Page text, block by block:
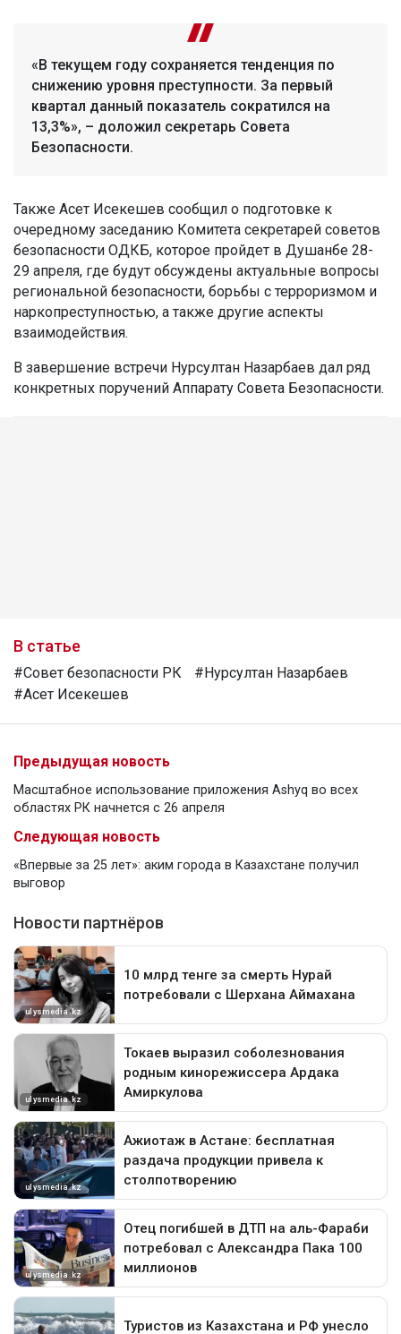
«В текущем году сохраняется тенденция по
снижению уровня преступности. За первый
квартал данный показатель сократился на
13,3%», – доложил секретарь Совета
Безопасности.
Также Асет Исекешев сообщил о подготовке к
очередному заседанию Комитета секретарей советов
безопасности ОДКБ, которое пройдет в Душанбе 28-
29 апреля, где будут обсуждены актуальные вопросы
региональной безопасности, борьбы с терроризмом и
наркопреступностью, а также другие аспекты
взаимодействия.
В завершение встречи Нурсултан Назарбаев дал ряд
конкретных поручений Аппарату Совета Безопасности.
В статье
#Совет безопасности РК
#Нурсултан Назарбаев
#Асет Исекешев
Предыдущая новость
Масштабное использование приложения Ashyq во всех
областях РК начнется с 26 апреля
Следующая новость
«Впервые за 25 лет»: аким города в Казахстане получил
выговор